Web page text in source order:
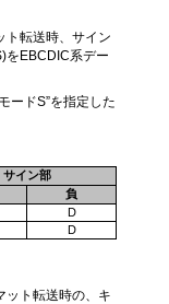
ト転送時、サイン
をEBCDIC系デー
ードS”を指定した
サイン部
負
D
D
ット転送時の、キ